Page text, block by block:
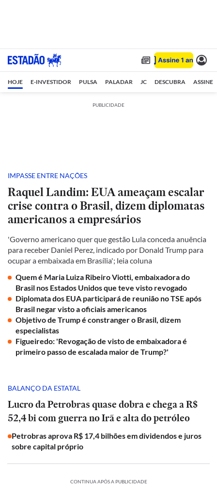
HOJE E-INVESTIDOR PULSA PALADAR JC DESCUBRA ASSINE
PUBLICIDADE
IMPASSE ENTRE NAÇÕES
Raquel Landim: EUA ameaçam escalar
crise contra o Brasil, dizem diplomatas
americanos a empresários
'Governo americano quer que gestão Lula conceda anuência
para receber Daniel Perez, indicado por Donald Trump para
ocupar a embaixada em Brasília'; leia coluna
Quem é Maria Luiza Ribeiro Viotti, embaixadora do
Brasil nos Estados Unidos que teve visto revogado
Diplomata dos EUA participará de reunião no TSE após
Brasil negar visto a oficiais americanos
Objetivo de Trump é constranger o Brasil, dizem
especialistas
Figueiredo: 'Revogação de visto de embaixadora é
primeiro passo de escalada maior de Trump?'
BALANÇO DA ESTATAL
Lucro da Petrobras quase dobra e chega a R$
52,4 bi com guerra no Irã e alta do petróleo
Petrobras aprova R$ 17,4 bilhões em dividendos e juros
sobre capital próprio
CONTINUA APÓS A PUBLICIDADE